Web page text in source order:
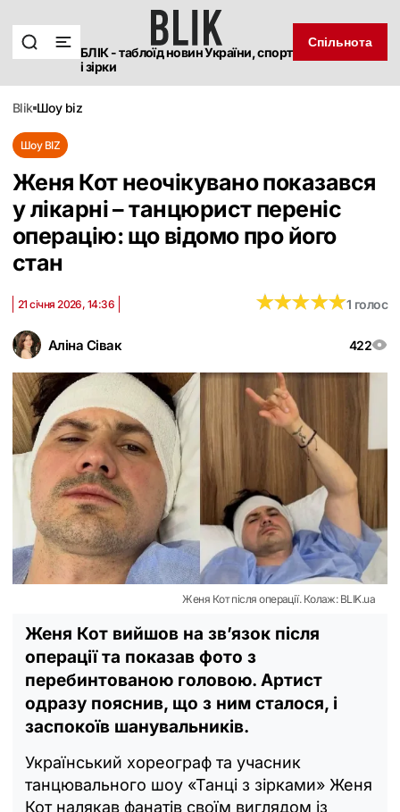
БЛІК - таблоїд новин України, спорт
і зірки
Спільнота
blik шоу biz
Шоу BIZ
Женя Кот неочікувано показався
у лікарні – танцюрист переніс
операцію: що відомо про його
стан
Аліна Сівак 422
21 січня 2026, 14:36 ★★★★★
★★★★★1 голос
Женя Кот після операції. Колаж: BLIK.ua
Женя Кот вийшов на зв’язок після
операції та показав фото з
перебинтованою головою. Артист
одразу пояснив, що з ним сталося, і
заспокоїв шанувальників.
Український хореограф та учасник
танцювального шоу «Танці з зірками» Женя
Кот налякав фанатів своїм виглядом із